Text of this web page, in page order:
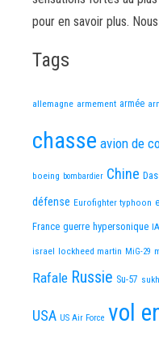
pour en savoir plus.
Tags
allemagne armement armée
chasse avion de
boeing bombardier Chine
défense Eurofighter typhoon
France guerre hypersonique IA
israel lockheed martin MiG-29
Rafale Russie Su-57
USA US Air Force vol